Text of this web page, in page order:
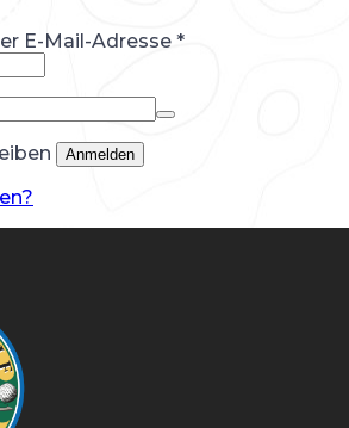
E-Mail-Adresse *Erforderlich
Anmelden